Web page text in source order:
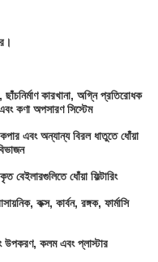
কারখানা, অগ্নি প্রতিরোধক
এবং কণা অপসারণ সিস্টেম
এবং অন্যান্য বিরল ধাতুতে ধোঁয়া
ধোঁয়া ফিল্টারিং
কক্স, কার্বন, রঙ্গক, ফার্মাসি
উপকরণ, কলম এবং প্লাস্টার